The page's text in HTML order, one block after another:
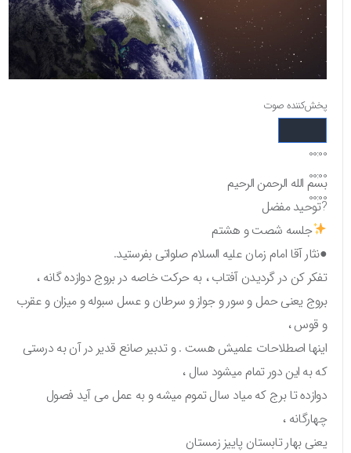
پخش‌کننده صوت
00:00
00:00
00:00
بسم الله الرحمن الرحیم
?توحید مفضل
جلسه شصت و هشتم
●نثار آقا امام زمان علیه السلام صلواتی بفرستید.
تفکر کن در گردیدن آفتاب ، به حرکت خاصه در بروج دوازده گانه ،
بروج یعنی حمل و سور و جواز و سرطان و عسل سبوله و میزان و عقرب
و قوس ،
اینها اصطلاحات علمیش هست . و تدبیر صانع قدیر در آن به درستی
که به این دور تمام میشود سال ،
دوازده تا برج که میاد سال تموم میشه و به عمل می آید فصول
چهارگانه ،
یعنی بهار تابستان پاییز زمستان